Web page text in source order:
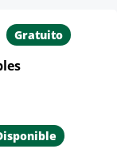
Gratuito